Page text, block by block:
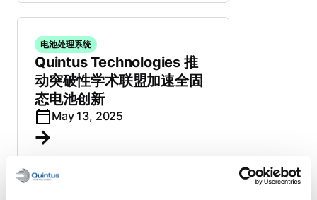
电池处理系统
Quintus Technologies 推
动突破性学术联盟加速全固
态电池创新
May 13, 2025